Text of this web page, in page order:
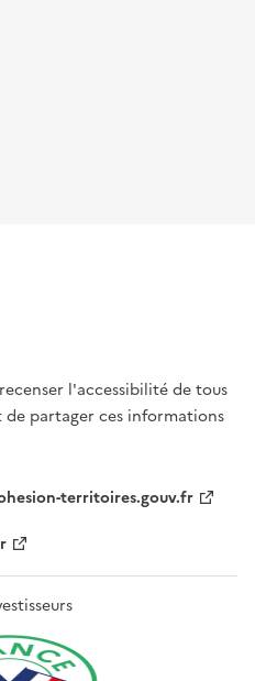
l'accessibilité de tous
partager ces informations
territoires.gouv.fr